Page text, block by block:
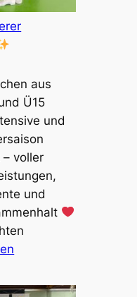
aus
Ü15
und
voller
und